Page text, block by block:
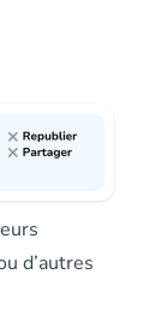
d’autres